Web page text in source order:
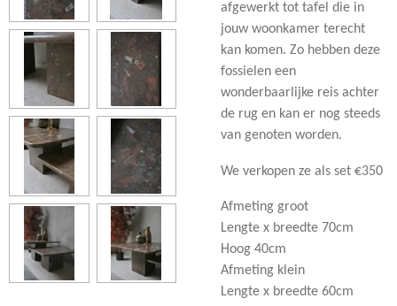
afgewerkt tot tafel die in
jouw woonkamer terecht
kan komen. Zo hebben deze
fossielen een
wonderbaarlijke reis achter
de rug en kan er nog steeds
van genoten worden.
We verkopen ze als set €350
Afmeting groot
Lengte x breedte 70cm
Hoog 40cm
Afmeting klein
Lengte x breedte 60cm